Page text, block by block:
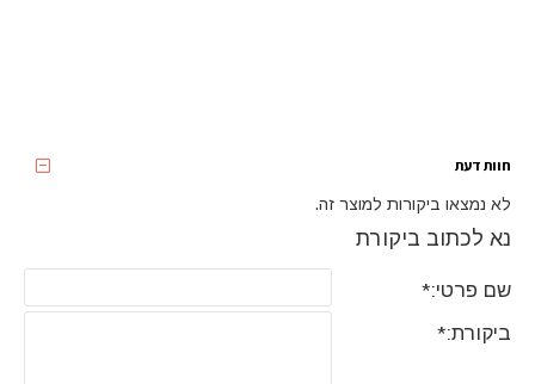
חוות דעת
לא נמצאו ביקורות למוצר זה.
נא לכתוב ביקורת
שם פרטי:
ביקורת: